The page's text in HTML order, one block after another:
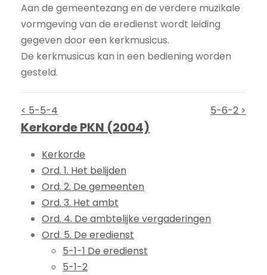
Aan de gemeentezang en de verdere muzikale
vormgeving van de eredienst wordt leiding
gegeven door een kerkmusicus.
De kerkmusicus kan in een bediening worden
gesteld.
< 5-5-4 5-6-2 >
Kerkorde PKN (2004)
Kerkorde
Ord. 1. Het belijden
Ord. 2. De gemeenten
Ord. 3. Het ambt
Ord. 4. De ambtelijke vergaderingen
Ord. 5. De eredienst
5-1-1 De eredienst
5-1-2